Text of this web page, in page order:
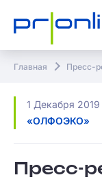
Главная Пресс-
1 Декабря 2019
«ОЛФОЭКО»
Пресс-